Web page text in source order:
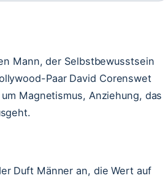
Mann, der Selbstbewusstsein
Paar David Corenswet
Magnetismus, Anziehung, das
Duft Männer an, die Wert auf